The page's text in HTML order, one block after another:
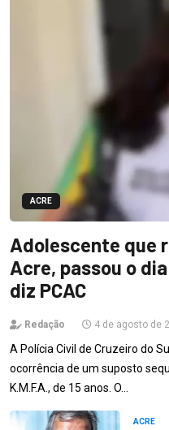
ACRE
Adolescente que
Acre, passou o
diz PCAC
Redação 4 de agosto de
A Polícia Civil de Cruzeiro do
ocorrência de um suposto
K.M.F.A., de 15 anos. O…
ACRE